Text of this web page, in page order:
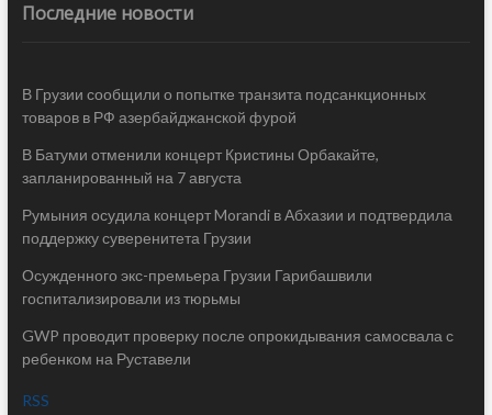
Последние новости
В Грузии сообщили о попытке транзита подсанкционных
товаров в РФ азербайджанской фурой
В Батуми отменили концерт Кристины Орбакайте,
запланированный на 7 августа
Румыния осудила концерт Morandi в Абхазии и подтвердила
поддержку суверенитета Грузии
Осужденного экс-премьера Грузии Гарибашвили
госпитализировали из тюрьмы
GWP проводит проверку после опрокидывания самосвала с
ребенком на Руставели
RSS